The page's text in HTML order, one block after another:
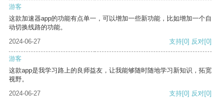
游客
这款加速器app的功能有点单一，可以增加一些新功能，比如增加一个自
动切换线路的功能。
2024-06-27
支持[0] 反对[0]
游客
这款app是我学习路上的良师益友，让我能够随时随地学习新知识，拓宽
视野。
2024-06-27
支持[0] 反对[0]